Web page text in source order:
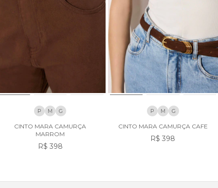
P M G
CINTO MARA CAMURÇA
MARROM
R$ 398
P M G
CINTO MARA CAMURÇA CAFE
R$ 398